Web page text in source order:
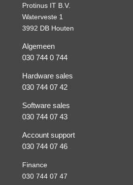
Protinus IT B.V.
Waterveste 1
3992 DB Houten
Algemeen
030 744 0 744
Hardware sales
030 744 07 42
Software sales
030 744 07 43
Account support
030 744 07 46
Finance
030 744 07 47